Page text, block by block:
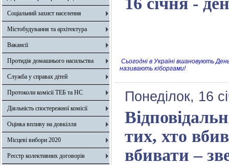
Соціальний захист населення
Містобудування та архітектура
Вакансії
Протидія домашнього насильства
Служба у справах дітей
Протоколи комісії ТЕБ та НС
Діяльність спостережної комісії
Оцінка впливу на довкілля
Місцеві вибори 2020
Реєстр колективних договорів
Сьогодні в Україні вшановують
називають кіборгами!
Понеділок, 16
тих, хто
вбивати –